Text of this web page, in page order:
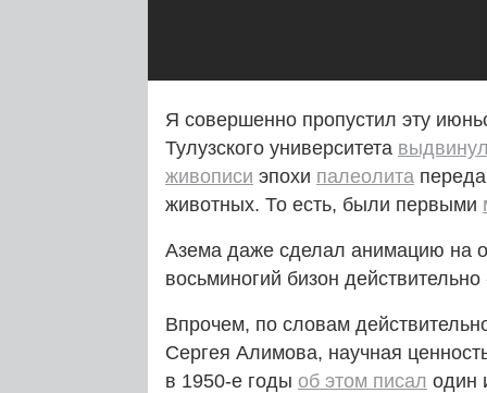
Я совершенно пропустил эту
Тулузского университета
живописи эпохи палеолита
животных. То есть, были первыми
Азема даже сделал анимацию на
восьминогий бизон
Впрочем, по словам
Сергея Алимова, научная
в 1950‑е годы об этом писал один